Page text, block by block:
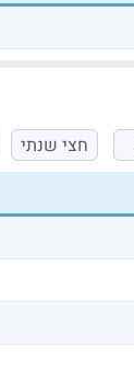
חצי שנתי